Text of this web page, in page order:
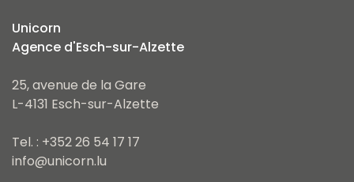
Unicorn
Agence d'Esch-sur-Alzette
25, avenue de la Gare
L-4131 Esch-sur-Alzette
Tel. : +352 26 54 17 17
info@unicorn.lu